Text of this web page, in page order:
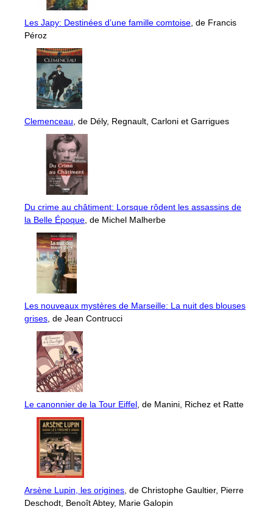
Les Japy: Destinées d’une famille comtoise , de Francis
Péroz
Clemenceau , de Dély, Regnault, Carloni et Garrigues
Du crime au châtiment: Lorsque rôdent les assassins de
la Belle Époque , de Michel Malherbe
Les nouveaux mystères de Marseille: La nuit des blouses
grises , de Jean Contrucci
Le canonnier de la Tour Eiffel , de Manini, Richez et Ratte
Arsène Lupin, les origines , de Christophe Gaultier, Pierre
Deschodt, Benoît Abtey, Marie Galopin